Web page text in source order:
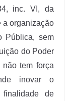
inc. VI, da
a organização
Pública, sem
do Poder
não tem força
inovar o
de